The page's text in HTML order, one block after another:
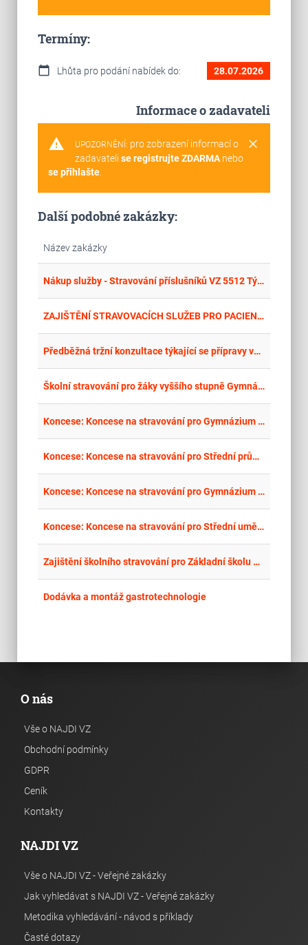
Termíny:
calendar_today Lhůta pro podání nabídek do: 28.07.2026
Informace o zadavateli
warning clear
UPOZORNĚNÍ: pro zobrazení informací o
zadavateli se registrujte ZDARMAnebo
se přihlašte.
Další podobné zakázky:
Název zakázky
Nákup služby - Stravování příslušníků VZ 5512 Týniště nad Orlicí (včetně dovozu a výdeje stravy ve výdejnách VZ Čermná nad Orlicí a VZ Nový Ples), VZ 1902 Dobruška v letech 2017-2021.
ZAJIŠTĚNÍ STRAVOVACÍCH SLUŽEB PRO PACIENTY A ZAMĚSTNANCE KLATOVSKÉ NEMOCNICE A DOMAŽLICKÉ NEMOCNICE
Předběžná tržní konzultace týkající se přípravy veřejné zakázky Zajištění školního stravování ve vybraných školách zřizovaných Karlovarským krajem
Školní stravování pro žáky vyššího stupně Gymnázia, Plzeň, Mikulášské nám. 23
Koncese: Koncese na stravování pro Gymnázium Ostrov, příspěvková organizace
Koncese: Koncese na stravování pro Střední průmyslovou školu Ostrov, příspěvková organizace
Koncese: Koncese na stravování pro Gymnázium Sokolov a Krajské vzdělávací centrum, příspěvková organizace
Koncese: Koncese na stravování pro Střední uměleckoprůmyslovou školu keramickou a sklářskou Karlovy Vary, příspěvková organizace
Zajištění školního stravování pro Základní školu a střední školu Karlovy Vary, příspěvková organizace
Dodávka a montáž gastrotechnologie
O nás
Vše o NAJDI VZ
Obchodní podmínky
GDPR
Ceník
Kontakty
NAJDI VZ
Vše o NAJDI VZ - Veřejné zakázky
Jak vyhledávat s NAJDI VZ - Veřejné zakázky
Metodika vyhledávání - návod s příklady
Časté dotazy